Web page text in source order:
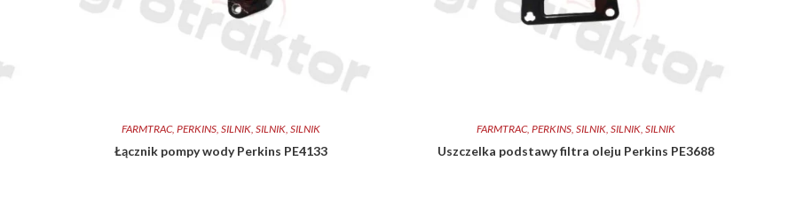
FARMTRAC, PERKINS, SILNIK, SILNIK, SILNIK
Łącznik pompy wody Perkins PE4133
FARMTRAC, PERKINS, SILNIK, SILNIK, SILNIK
Uszczelka podstawy filtra oleju Perkins PE3688